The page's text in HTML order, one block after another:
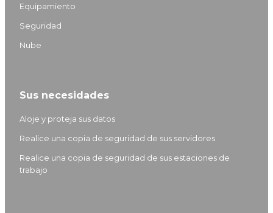
n
a
Equipamiento
Seguridad
Nube
Sus necesidades
Aloje y proteja sus datos
Realice una copia de seguridad de sus servidores
Realice una copia de seguridad de sus estaciones de
trabajo